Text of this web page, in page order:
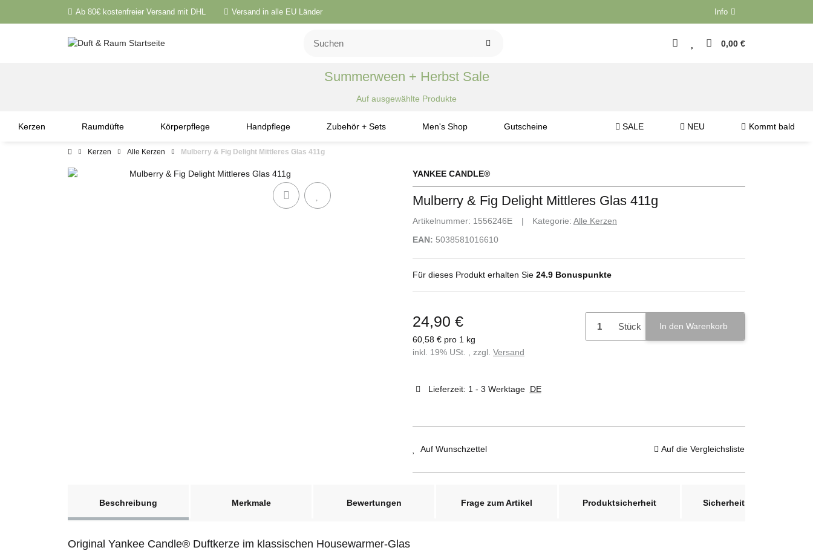
Ab 80€ kostenfreier Versand mit DHL Versand in alle EU Länder Info
0,00 €
Summerween + Herbst Sale
Auf ausgewählte Produkte
Kerzen Raumdüfte Körperpflege Handpflege Zubehör + Sets Men's Shop Gutscheine SALE NEU Kommt bald
Kerzen Alle Kerzen Mulberry & Fig Delight Mittleres Glas 411g
YANKEE CANDLE®
Mulberry & Fig Delight Mittleres Glas 411g
Artikelnummer: 1556246E Kategorie: Alle Kerzen
EAN: 5038581016610
Für dieses Produkt erhalten Sie 24.9 Bonuspunkte
24,90 €
60,58 € pro 1 kg
inkl. 19% USt. , zzgl. Versand
Lieferzeit: 1 - 3 Werktage DE
Stück In den Warenkorb
Auf Wunschzettel Auf die Vergleichsliste
Beschreibung
Merkmale Bewertungen Frage zum Artikel Produktsicherheit Sicherheitshinweis
Original Yankee Candle® Duftkerze im klassischen Housewarmer-Glas